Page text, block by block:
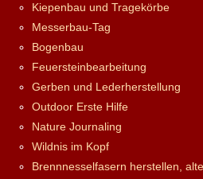
Kiepenbau und Tragekörbe
Messerbau-Tag
Bogenbau
Feuersteinbearbeitung
Gerben und Lederherstellung
Outdoor Erste Hilfe
Nature Journaling
Wildnis im Kopf
Brennnesselfasern herstellen,